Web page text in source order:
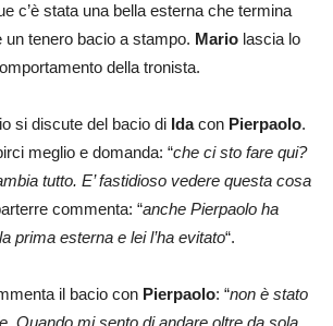
c’è stata una bella esterna che termina
tenero bacio a stampo. Mario lascia lo
della tronista.
si discute del bacio di Idacon Pierpaolo.
meglio e domanda: “che ci sto fare qui?
tutto. E’ fastidioso vedere questa cosa
commenta: “anche Pierpaolo ha
prima esterna e lei l’ha evitato“.
il bacio con Pierpaolo: “non è stato